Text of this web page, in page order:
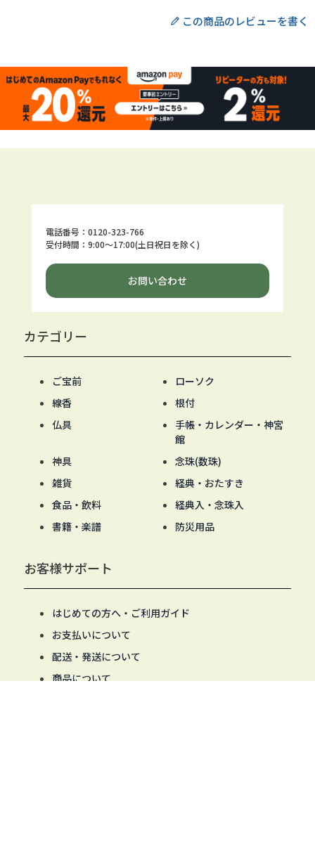
電話番号：0120-323-766
受付時間：9:00～17:00(土日祝日を除く)
お問い合わせ
カテゴリー
ご宝前
ローソク
線香
根付
仏具
手帳・カレンダー・神宮
館
神具
念珠(数珠)
雑貨
経典・おたすき
食品・飲料
経典入・念珠入
書籍・楽譜
防災用品
お客様サポート
はじめての方へ・ご利用ガイド
お支払いについて
配送・発送について
商品について